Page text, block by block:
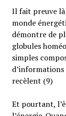
Il fait preuve là
monde
démontre de
globules
simples
d’informations
recèlent (9)
Et pourtant,